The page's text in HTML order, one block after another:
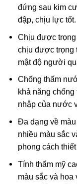
đứng sau kim
đập, chịu lực tốt.
Chịu được
chịu được trọng
mật độ người
Chống thấm
khả năng
nhập của nước
Đa dạng về
nhiều màu sắc
phong cách
Tính thẩm mỹ
màu sắc và hoa